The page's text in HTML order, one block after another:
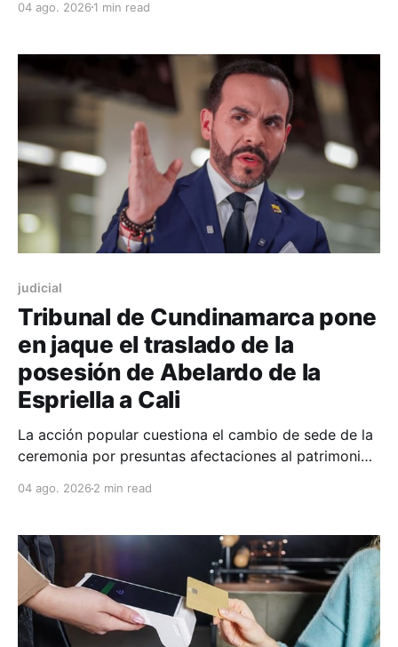
ajustado.
04 ago. 2026 1 min read
judicial
Tribunal de Cundinamarca pone
en jaque el traslado de la
posesión de Abelardo de la
Espriella a Cali
La acción popular cuestiona el cambio de sede de la
ceremonia por presuntas afectaciones al patrimonio
colectivos, mientras avanza el estudio del caso.
04 ago. 2026 2 min read